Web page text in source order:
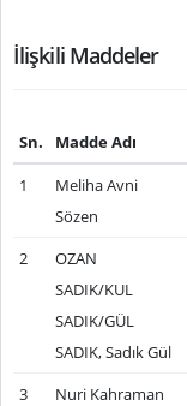
İlişkili Maddeler
Sn. Madde Adı
1
Meliha Avni
Sözen
2
OZAN
SADIK/KUL
SADIK/GÜL
SADIK, Sadık Gül
3 Nuri Kahraman